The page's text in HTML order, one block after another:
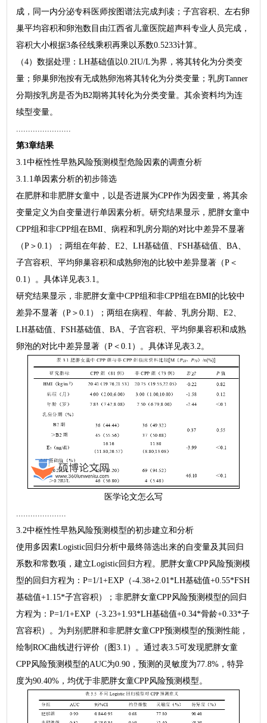
成，同一内分泌专科医师按图谱法完成判读；子宫容积、左右卵
巢平均容积和卵泡数目由江西省儿童医院超声科专业人员完成，
容积大小根据3条径线乘积再乘以系数0.5233计算。
（4）数据处理：LH基础值以0.2IU/L为界，将其转化为分类变
量；卵巢卵泡按有无成熟卵泡将其转化为分类变量；乳房Tanner
分期按乳房是否为B2期将其转化为分类变量。其余资料均为连
续型变量。
第3章结果
3.1中枢性性早熟风险预测模型危险因素的调查分析
3.1.1单因素分析的初步筛选
在肥胖和非肥胖女童中，以是否进展为CPP作为因变量，将其余
变量定义为自变量进行单因素分析。研究结果显示，肥胖女童中
CPP组和非CPP组在BMI、病程和乳房分期的对比中差异不显著
（P＞0.1）；两组在年龄、E2、LH基础值、FSH基础值、BA、
子宫容积、平均卵巢容积和成熟卵泡的比较中差异显著（P＜
0.1）。具体详见表3.1。
研究结果显示，非肥胖女童中CPP组和非CPP组在BMI的比较中
差异不显著（P＞0.1）；两组在病程、年龄、乳房分期、E2、
LH基础值、FSH基础值、BA、子宫容积、平均卵巢容积和成熟
卵泡的对比中差异显著（P＜0.1）。具体详见表3.2。
医学论文怎么写
3.2中枢性性早熟风险预测模型的初步建立和分析
使用多因素Logistic回归分析中最终筛选出来的自变量及其回归
系数和常数项，建立Logistic回归方程。肥胖女童CPP风险预测模
型的回归方程为：P=1/1+EXP（-4.38+2.01*LH基础值+0.55*FSH
基础值+1.15*子宫容积）；非肥胖女童CPP风险预测模型的回归
方程为：P=1/1+EXP（-3.23+1.93*LH基础值+0.34*骨龄+0.33*子
宫容积）。为判别肥胖和非肥胖女童CPP预测模型的预测性能，
绘制ROC曲线进行评价（图3.1）。通过表3.5可发现肥胖女童
CPP风险预测模型的AUC为0.90，预测的灵敏度为77.8%，特异
度为90.40%，均优于非肥胖女童CPP风险预测模型。